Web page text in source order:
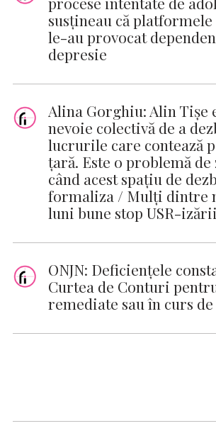
susțineau că
le-au provocat
depresie
Alina Gorghiu: Alin Tişe
nevoie colectivă de a
lucrurile care contează
ţară. Este o problemă de
când acest spaţiu de
formaliza / Mulţi dintre
luni bune stop USR-
ONJN: Deficienţele
Curtea de Conturi
remediate sau în curs